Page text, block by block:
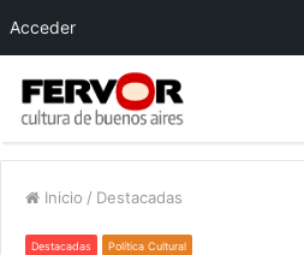
Inicio / Destacadas
Destacadas Política Cultural
Acceder